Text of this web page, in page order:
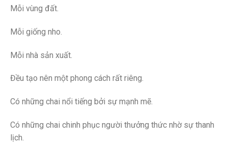
Mỗi vùng đất.
Mỗi giống nho.
Mỗi nhà sản xuất.
Đều tạo nên một phong cách rất riêng.
Có những chai nổi tiếng bởi sự mạnh mẽ.
Có những chai chinh phục người thưởng thức nhờ sự thanh
lịch.